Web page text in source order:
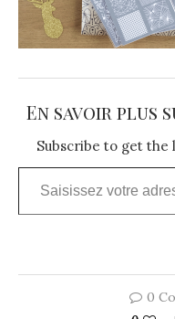
En savoir plus
Subscribe to get the
Saisissez votre adresse e-mail…
0